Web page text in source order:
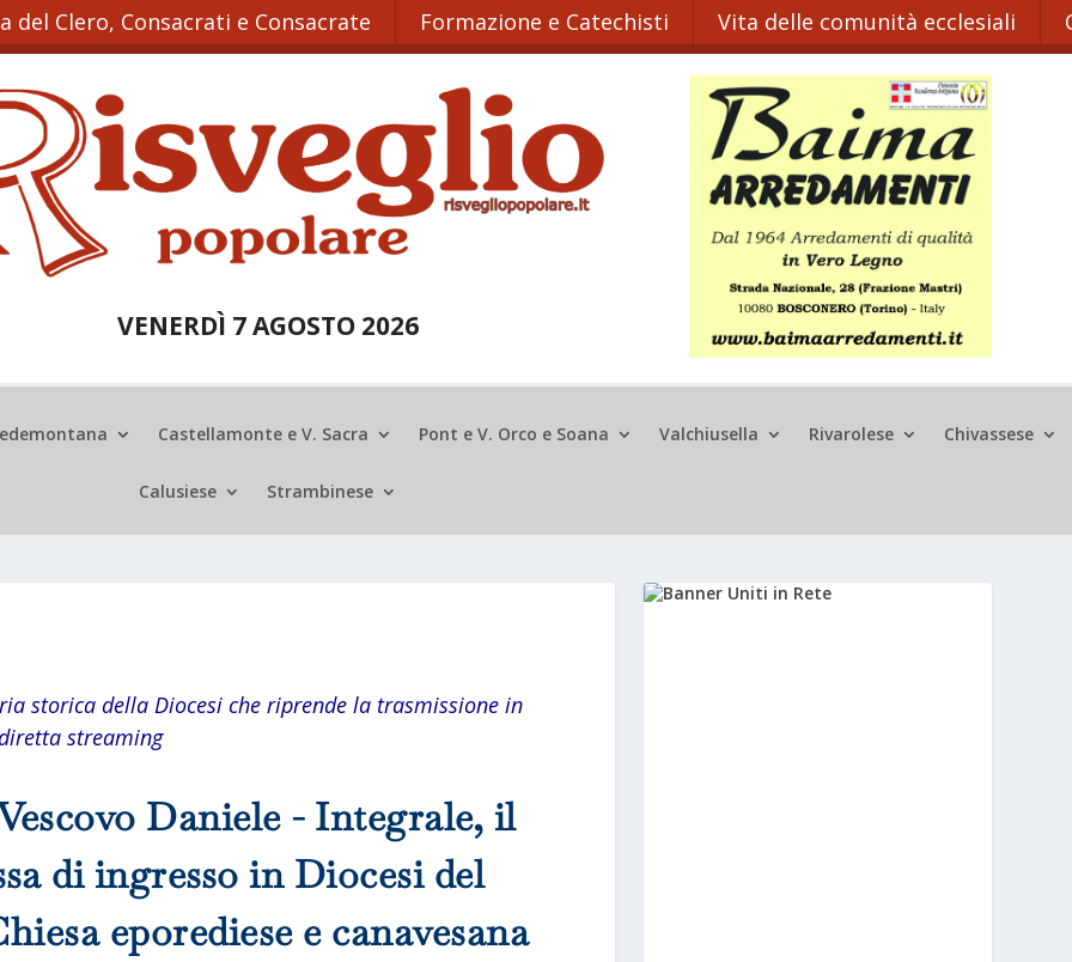
del Clero, Consacrati e Consacrate Formazione e Catechisti Vita delle comunità ecclesiali
VENERDÌ 7 AGOSTO 2026
Castellamonte e V. Sacra Pont e V. Orco e Soana Valchiusella Rivarolese Chivassese
Calusiese Strambinese
storica della Diocesi che riprende la trasmissione in
streaming
Daniele - Integrale, il
di ingresso in Diocesi del
eporediese e canavesana